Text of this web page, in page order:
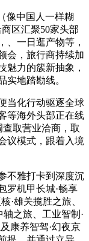
像中国人一样糊
区汇聚50家头部
、一日逛产物等，
会，旅行商持续加
魅力的簇新抽象，
实地踏勘线。
化行动驱逐全球
等海外头部正在线
取营业洽商，取
议模式，跟着入境
雅打卡到深度沉
罗机甲长城·畅享
·雄关揽胜之旅、
之旅、工业智制·
康养智驾·幻夜京